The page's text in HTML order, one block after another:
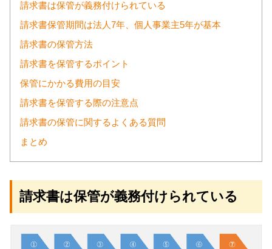
請求書は保管が義務付けられている
請求書保管期間は法人7年、個人事業主5年が基本
請求書の保管方法
請求書を保管するポイント
保管にかかる費用の目安
請求書を保管する際の注意点
請求書の保管に関するよくある質問
まとめ
請求書は保管が義務付けられている